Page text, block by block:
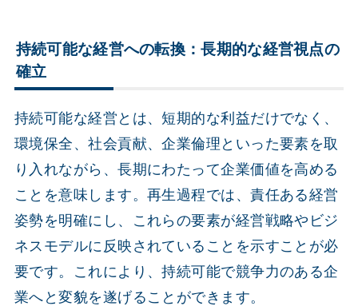
持続可能な経営への転換：長期的な経営視点の
確立
持続可能な経営とは、短期的な利益だけでなく、
環境保全、社会貢献、企業倫理といった要素を取
り入れながら、長期にわたって企業価値を高める
ことを意味します。再生過程では、責任ある経営
姿勢を明確にし、これらの要素が経営戦略やビジ
ネスモデルに反映されていることを示すことが必
要です。これにより、持続可能で競争力のある企
業へと変貌を遂げることができます。